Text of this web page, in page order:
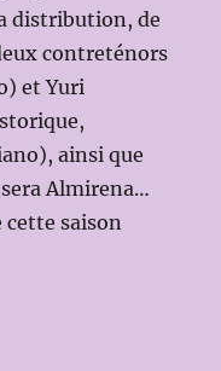
distribution, de
contreténors
et Yuri
ainsi que
Almirena…
cette saison